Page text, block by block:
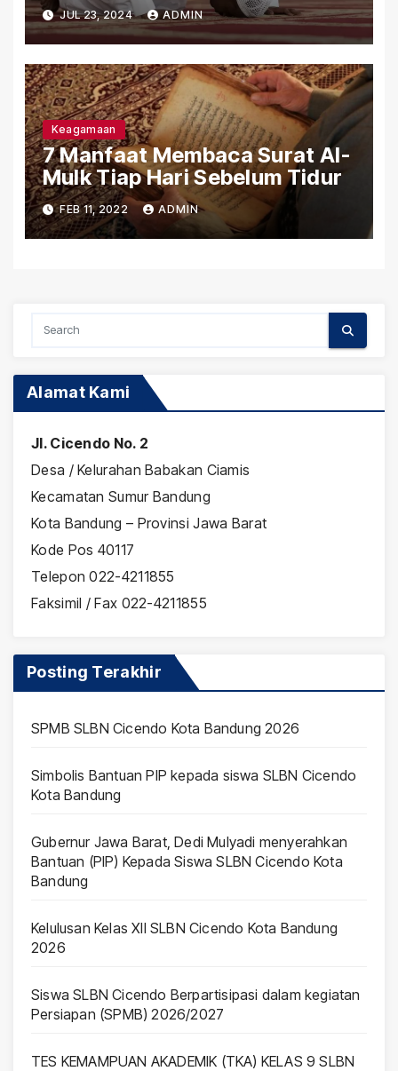
JUL 23, 2024 ADMIN
Keagamaan
7 Manfaat Membaca Surat Al-
Mulk Tiap Hari Sebelum Tidur
FEB 11, 2022 ADMIN
Alamat Kami
Jl. Cicendo No. 2
Desa / Kelurahan Babakan Ciamis
Kecamatan Sumur Bandung
Kota Bandung – Provinsi Jawa Barat
Kode Pos 40117
Telepon 022-4211855
Faksimil / Fax 022-4211855
Posting Terakhir
SPMB SLBN Cicendo Kota Bandung 2026
Simbolis Bantuan PIP kepada siswa SLBN Cicendo
Kota Bandung
Gubernur Jawa Barat, Dedi Mulyadi menyerahkan
Bantuan (PIP) Kepada Siswa SLBN Cicendo Kota
Bandung
Kelulusan Kelas XII SLBN Cicendo Kota Bandung
2026
Siswa SLBN Cicendo Berpartisipasi dalam kegiatan
Persiapan (SPMB) 2026/2027
TES KEMAMPUAN AKADEMIK (TKA) KELAS 9 SLBN